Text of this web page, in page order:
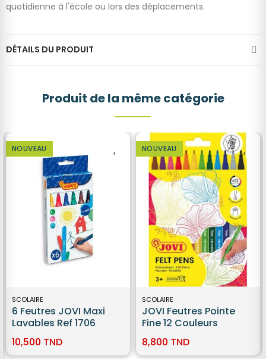
quotidienne à l'école ou lors des déplacements.
DÉTAILS DU PRODUIT
Produit de la même catégorie
NOUVEAU
SCOLAIRE
6 Feutres JOVI Maxi
Lavables Ref 1706
10,500 TND
NOUVEAU
SCOLAIRE
JOVI Feutres Pointe
Fine 12 Couleurs
8,800 TND